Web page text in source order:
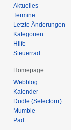
Aktuelles
Termine
Letzte Änderungen
Kategorien
Hilfe
Steuerrad
Homepage
Webblog
Kalender
Dudle (Selectorrr)
Mumble
Pad